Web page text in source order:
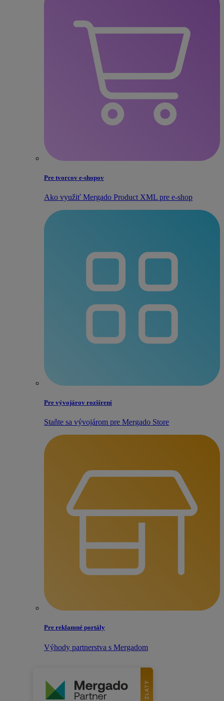
Pre tvorcov e‑shopov
Ako využiť Mergado Product XML pre e‑shop
Pre vývojárov rozšírení
Staňte sa vývojárom pre Mergado Store
Pre reklamné portály
Výhody partnerstva s Mergadom